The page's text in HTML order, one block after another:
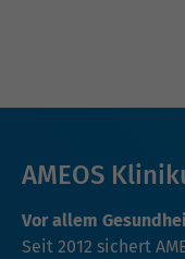
AMEOS
Vor allem
Seit 2012 sichert